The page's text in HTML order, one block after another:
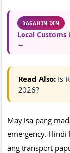
BASAHIN DIN
Local
→
Read Also: Is
2026?
May isa pang
emergency. Hindi
ang transport